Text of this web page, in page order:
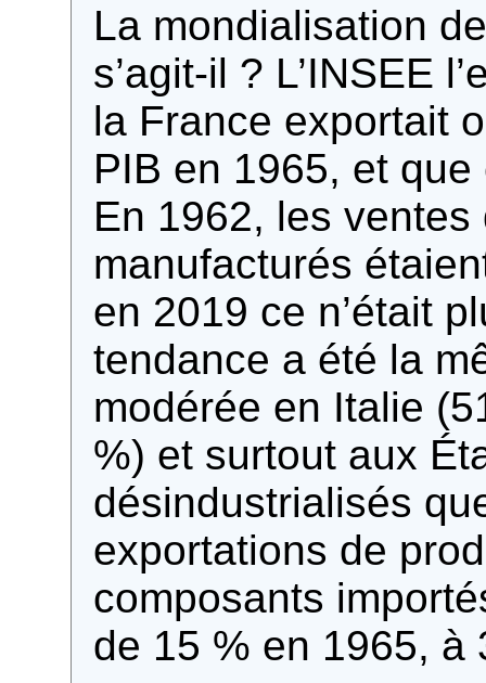
La mondialisation
s’agit-il ? L’INSEE
la France exportait
PIB en 1965, et que
En 1962, les ventes
manufacturés
en 2019 ce n’était
tendance a été la
modérée en Italie
%) et surtout aux
désindustrialisés
exportations de
composants
de 15 % en 1965, à